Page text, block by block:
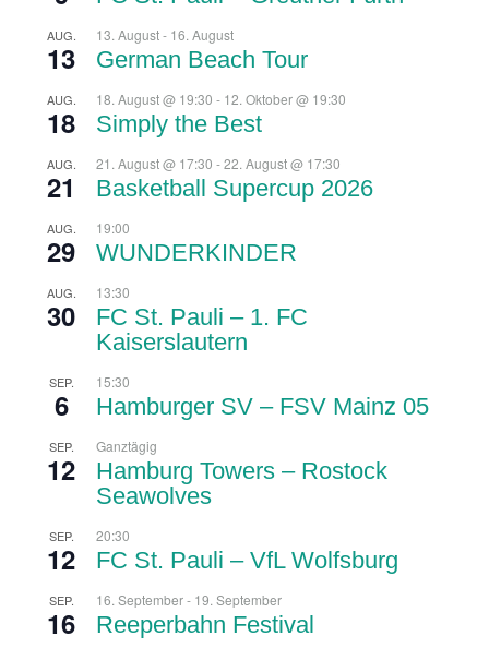
AUG.
13
13. August- 16. August
German Beach Tour
AUG.
18
18. August @ 19:30 - 12. Oktober @ 19:30
Simply the Best
AUG.
21
21. August @ 17:30 -22. August @ 17:30
Basketball Supercup 2026
AUG.
29
19:00
WUNDERKINDER
AUG.
30
13:30
FC St. Pauli – 1. FC
Kaiserslautern
SEP.
6
15:30
Hamburger SV – FSV Mainz 05
SEP.
12
Ganztägig
Hamburg Towers – Rostock
Seawolves
SEP.
12
20:30
FC St. Pauli – VfL Wolfsburg
SEP.
16
16. September- 19. September
Reeperbahn Festival